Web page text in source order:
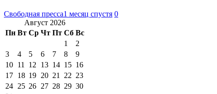
Свободная пресса1 месяц спустя 0
Август 2026
Пн Вт Ср Чт Пт Сб Вс
1
2
3
4 5 6 7 8
9
10 11 12 13 14 15 16
17 18 19 20 21 22 23
24 25 26 27 28 29 30